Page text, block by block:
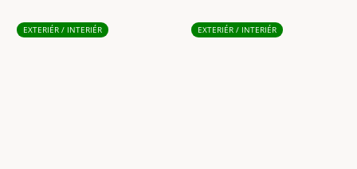
EXTERIÉR / INTERIÉR EXTERIÉR / INTERIÉR